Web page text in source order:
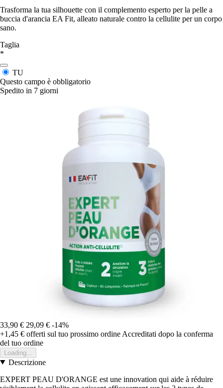
Trasforma la tua silhouette con il complemento esperto per la pelle a
buccia d'arancia EA Fit, alleato naturale contro la cellulite per un corpo
sano.
Taglia
*
TU
Questo campo è obbligatorio
Spedito in 7 giorni
33,90 € 29,09 € -14%
+1,45 € offerti sul tuo prossimo ordine Accreditati dopo la conferma
del tuo ordine
Loading...
Descrizione
EXPERT PEAU D'ORANGE est une innovation qui aide à réduire